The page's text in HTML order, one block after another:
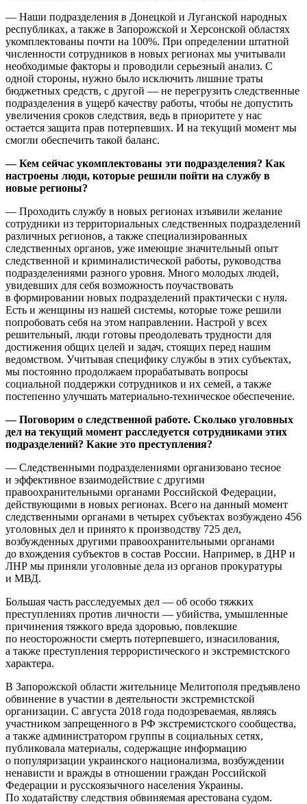
— Наши подразделения в Донецкой и Луганской народных
республиках, а также в Запорожской и Херсонской областях
укомплектованы почти на 100%. При определении штатной
численности сотрудников в новых регионах мы учитывали
необходимые факторы и проводили серьезный анализ. С
одной стороны, нужно было исключить лишние траты
бюджетных средств, с другой — не перегрузить следственные
подразделения в ущерб качеству работы, чтобы не допустить
увеличения сроков следствия, ведь в приоритете у нас
остается защита прав потерпевших. И на текущий момент мы
смогли обеспечить такой баланс.
— Кем сейчас укомплектованы эти подразделения? Как
настроены люди, которые решили пойти на службу в
новые регионы?
— Проходить службу в новых регионах изъявили желание
сотрудники из территориальных следственных подразделений
различных регионов, а также специализированных
следственных органов, уже имеющие значительный опыт
следственной и криминалистической работы, руководства
подразделениями разного уровня. Много молодых людей,
увидевших для себя возможность поучаствовать
в формировании новых подразделений практически с нуля.
Есть и женщины из нашей системы, которые тоже решили
попробовать себя на этом направлении. Настрой у всех
решительный, люди готовы преодолевать трудности для
достижения общих целей и задач, стоящих перед нашим
ведомством. Учитывая специфику службы в этих субъектах,
мы постоянно продолжаем прорабатывать вопросы
социальной поддержки сотрудников и их семей, а также
постепенно улучшать материально-техническое обеспечение.
— Поговорим о следственной работе. Сколько уголовных
дел на текущий момент расследуется сотрудниками этих
подразделений? Какие это преступления?
— Следственными подразделениями организовано тесное
и эффективное взаимодействие с другими
правоохранительными органами Российской Федерации,
действующими в новых регионах. Всего на данный момент
следственными органами в четырех субъектах возбуждено 456
уголовных дел и принято к производству 725 дел,
возбужденных другими правоохранительными органами
до вхождения субъектов в состав России. Например, в ДНР и
ЛНР мы приняли уголовные дела из органов прокуратуры
и МВД.
Большая часть расследуемых дел — об особо тяжких
преступлениях против личности — убийства, умышленные
причинения тяжкого вреда здоровью, повлекшие
по неосторожности смерть потерпевшего, изнасилования,
а также преступления террористического и экстремистского
характера.
В Запорожской области жительнице Мелитополя предъявлено
обвинение в участии в деятельности экстремистской
организации. С августа 2018 года подозреваемая, являясь
участником запрещенного в РФ экстремистского сообщества,
а также администратором группы в социальных сетях,
публиковала материалы, содержащие информацию
о популяризации украинского национализма, возбуждении
ненависти и вражды в отношении граждан Российской
Федерации и русскоязычного населения Украины.
По ходатайству следствия обвиняемая арестована судом.